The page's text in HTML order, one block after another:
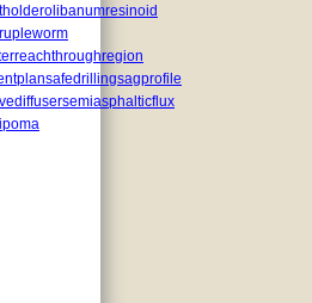
olibanumresinoid
reachthroughregion
safedrillingsagprofile
semiasphalticflux